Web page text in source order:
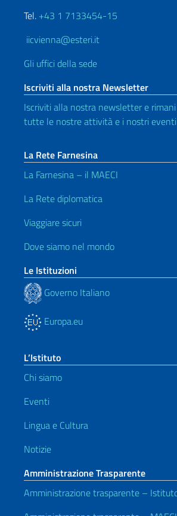
Tel. +43 1 7133454-15
iicvienna@esteri.it
Gli uffici della sede
Iscriviti alla nostra Newsletter
Iscriviti alla nostra newsletter e
tutte le nostre attività e i nostri eventi
La Rete Farnesina
La Farnesina – il MAECI
La Rete diplomatica
Viaggiare sicuri
Dove siamo nel mondo
Le Istituzioni
Governo Italiano
Europa.eu
L’Istituto
Chi siamo
Eventi
Lingua e Cultura
Notizie
Amministrazione Trasparente
Amministrazione trasparente –